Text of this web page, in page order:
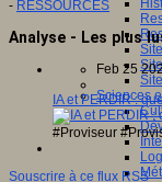
Sciences
- RESSOURCES
Analyse - Les plus
Feb 25
IA et PERDIR :
#Proviseur
Souscrire à ce flux RSS